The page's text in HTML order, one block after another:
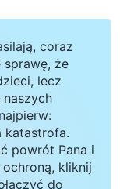
coraz
że
lecz
katastrofa.
powrót Pana i
kliknij
do